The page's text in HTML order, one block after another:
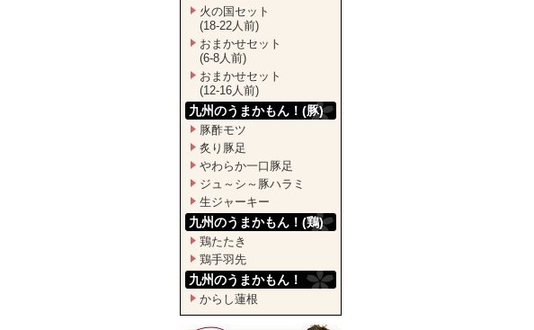
火の国セット
(18-22人前)
おまかせセット
(6-8人前)
おまかせセット
(12-16人前)
九州のうまかもん！(豚)
豚酢モツ
炙り豚足
やわらか一口豚足
ジュ～シ～豚ハラミ
生ジャーキー
九州のうまかもん！(鶏)
鶏たたき
鶏手羽先
九州のうまかもん！
からし蓮根